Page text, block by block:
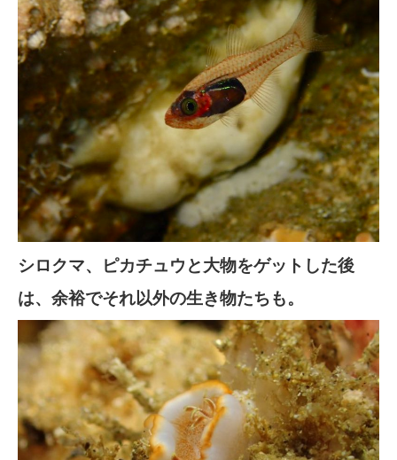
シロクマ、ピカチュウと大物をゲットした後
は、余裕でそれ以外の生き物たちも。